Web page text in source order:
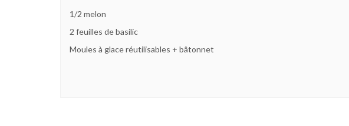
1/2 melon
2 feuilles de basilic
Moules à glace réutilisables + bâtonnet